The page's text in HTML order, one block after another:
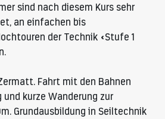
sind nach diesem Kurs sehr
an einfachen bis
der Technik «Stufe 1
Fahrt mit den Bahnen
kurze Wanderung zur
Grundausbildung in Seiltechnik